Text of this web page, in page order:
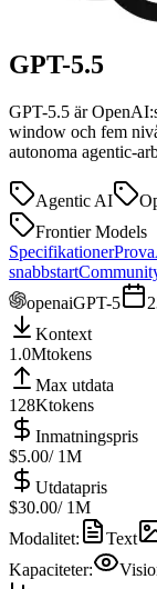
GPT-5.5
GPT-5.5 är
window och fem
autonoma agentic-
Agentic AI
Frontier Models
SpecifikationerProva
snabbstart
openaiGPT-5
Kontext
1.0Mtokens
Max utdata
128Ktokens
Inmatningspris
$5.00/ 1M
Utdatapris
$30.00/ 1M
Modalitet: Text
Kapaciteter: